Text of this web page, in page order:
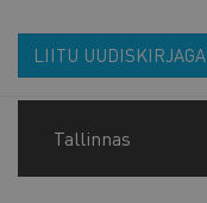
LIITU UUDISKIRJAGA
Tallinnas